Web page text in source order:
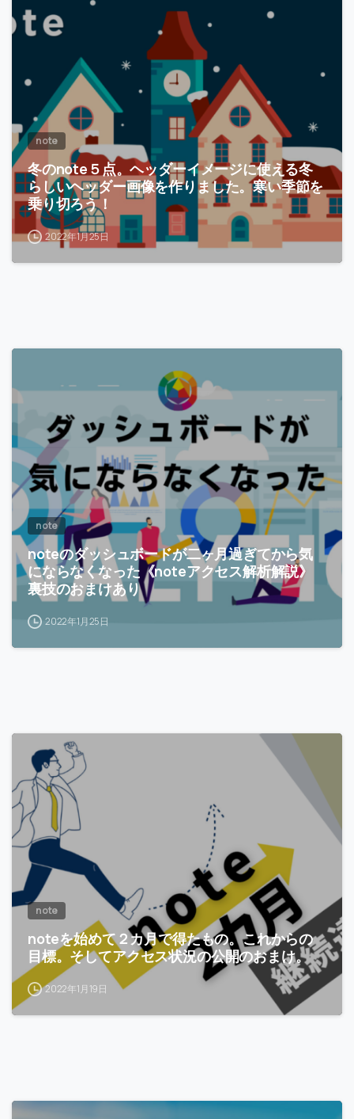
note
冬のnote５点。ヘッダーイメージに使える冬
らしいヘッダー画像を作りました。寒い季節を
乗り切ろう！
2022年1月25日
note
noteのダッシュボードが二ヶ月過ぎてから気
にならなくなった《noteアクセス解析解説》
裏技のおまけあり
2022年1月25日
note
noteを始めて２カ月で得たもの。これからの
目標。そしてアクセス状況の公開のおまけ。
2022年1月19日